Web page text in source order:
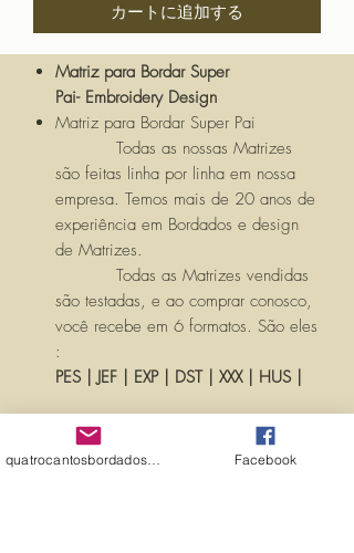
カートに追加する
Matriz para Bordar Super
Pai- Embroidery Design
Matriz para Bordar Super Pai
Todas as nossas Matrizes
são feitas linha por linha em nossa
empresa. Temos mais de 20 anos de
experiência em Bordados e design
de Matrizes.
Todas as Matrizes vendidas
são testadas, e ao comprar conosco,
você recebe em 6 formatos. São eles
:
PES | JEF | EXP | DST | XXX | HUS |
Você receberá um LINK com seu
produto, para ser baixado pósFacebook